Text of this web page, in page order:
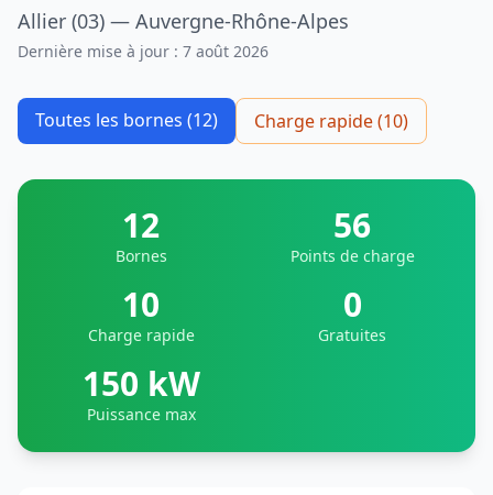
Allier (03) — Auvergne-Rhône-Alpes
Dernière mise à jour : 7 août 2026
Toutes les bornes (12) Charge rapide (10)
12
Bornes
56
Points de charge
10
Charge rapide
0
Gratuites
150 kW
Puissance max